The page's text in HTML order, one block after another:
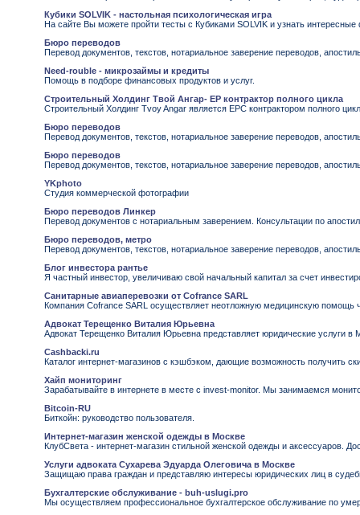
Кубики SOLVIK - настольная психологическая игра
На сайте Вы можете пройти тесты с Кубиками SOLVIK и узнать
Бюро переводов
Перевод документов, текстов, нотариальное заверение переводов,
Need-rouble - микрозаймы и кредиты
Помощь в подборе финансовых продуктов и услуг.
Строительный Холдинг Твой Ангар- EP контрактор полного цикла
Строительный Холдинг Tvoy Angar является EPC контрактором полного
Бюро переводов
Перевод документов, текстов, нотариальное заверение переводов,
Бюро переводов
Перевод документов, текстов, нотариальное заверение переводов,
YKphoto
Студия коммерческой фотографии
Бюро переводов Линкер
Перевод документов с нотариальным заверением. Консультации по
Бюро переводов, метро
Перевод документов, текстов, нотариальное заверение переводов,
Блог инвестора рантье
Я частный инвестор, увеличиваю свой начальный капитал за счет
Санитарные авиаперевозки от Cofrance SARL
Компания Cofrance SARL осуществляет неотложную медицинскую помощь
Адвокат Терещенко Виталия Юрьевна
Адвокат Терещенко Виталия Юрьевна представляет юридические услуги в
Cashbacki.ru
Каталог интернет-магазинов с кэшбэком, дающие возможность получить
Хайп мониторинг
Зарабатывайте в интернете в месте с invest-monitor. Мы занимаемся
Bitcoin-RU
Биткойн: руководство пользователя.
Интернет-магазин женской одежды в Москве
КлубСвета - интернет-магазин стильной женской одежды и аксессуаров.
Услуги адвоката Сухарева Эдуарда Олеговича в Москве
Защищаю права граждан и представляю интересы юридических лиц в
Бухгалтерские обслуживание - buh-uslugi.pro
Мы осуществляем профессиональное бухгалтерское обслуживание по